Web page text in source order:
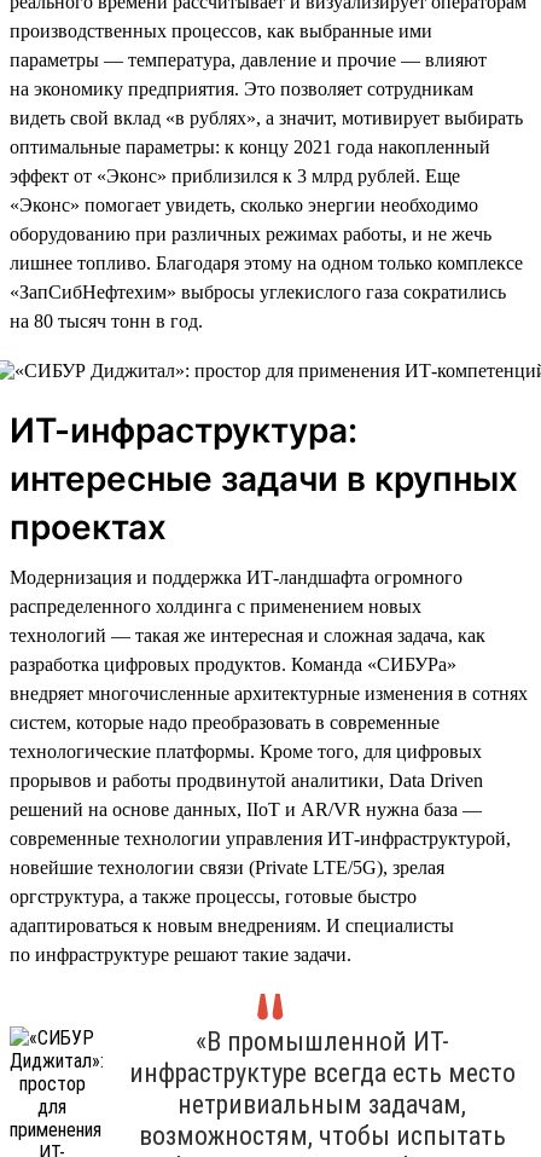
производственных процессов, как выбранные ими
параметры — температура, давление и прочие — влияют
на экономику предприятия. Это позволяет сотрудникам
видеть свой вклад «в рублях», а значит, мотивирует выбирать
оптимальные параметры: к концу 2021 года накопленный
эффект от «Эконс» приблизился к 3 млрд рублей. Еще
«Эконс» помогает увидеть, сколько энергии необходимо
оборудованию при различных режимах работы, и не жечь
лишнее топливо. Благодаря этому на одном только комплексе
«ЗапСибНефтехим» выбросы углекислого газа сократились
на 80 тысяч тонн в год.
ИТ-инфраструктура:
интересные задачи в крупных
проектах
Модернизация и поддержка ИТ-ландшафта огромного
распределенного холдинга с применением новых
технологий — такая же интересная и сложная задача, как
разработка цифровых продуктов. Команда «СИБУРа»
внедряет многочисленные архитектурные изменения в сотнях
систем, которые надо преобразовать в современные
технологические платформы. Кроме того, для цифровых
прорывов и работы продвинутой аналитики, Data Driven
решений на основе данных, IIoT и AR/VR нужна база —
современные технологии управления ИТ-инфраструктурой,
новейшие технологии связи (Private LTE/5G), зрелая
оргструктура, а также процессы, готовые быстро
адаптироваться к новым внедрениям. И специалисты
по инфраструктуре решают такие задачи.
«В промышленной ИТ-
инфраструктуре всегда есть место
нетривиальным задачам,
возможностям, чтобы испытать